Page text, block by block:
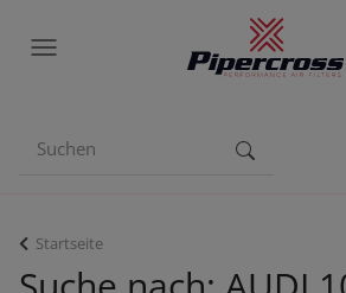
Startseite